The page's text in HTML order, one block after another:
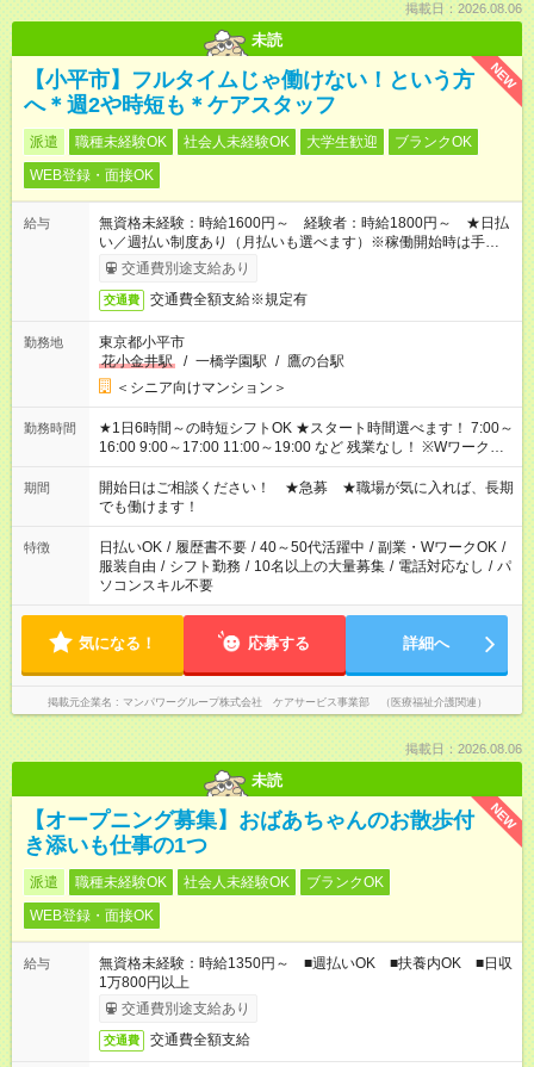
掲載日：2026.08.06
未読
NEW
【小平市】フルタイムじゃ働けない！という方
へ＊週2や時短も＊ケアスタッフ
派遣 職種未経験OK 社会人未経験OK 大学生歓迎
ブランクOK
WEB登録・面接OK
給与
無資格未経験：時給1600円～ 経験者：時給1800円～ ★日払
い／週払い制度あり（月払いも選べます）※稼働開始時は手続き
完了次第のお支払いとなります。
交通費別途支給あり
交通費 交通費全額支給※規定有
勤務地
東京都小平市
花小金井駅
/ 一橋学園駅 / 鷹の台駅
＜シニア向けマンション＞
勤務時間
★1日6時間～の時短シフトOK ★スタート時間選べます！ 7:00～
16:00 9:00～17:00 11:00～19:00 など 残業なし！ ※Wワークの
場合、他のお仕事と合わせ週40時間超の就業はご案内できませ
ん ※法令に基づき、週20時間以上勤務は社会保険への加入対象
となります ※労働者派遣法（日雇い派遣の原則禁止）により、
短時間・短期間の就業はご案内が難しい場合があります
期間
開始日はご相談ください！ ★急募 ★職場が気に入れば、長期
でも働けます！
特徴 日払いOK / 履歴書不要 / 40～50代活躍中 / 副業・WワークOK /
服装自由 / シフト勤務 / 10名以上の大量募集 / 電話対応なし / パ
ソコンスキル不要
気になる！ 応募する 詳細へ
掲載元企業名 マンパワーグループ株式会社 ケアサービス事業部 （医療福祉介護関連）
掲載日：2026.08.06
未読
NEW
【オープニング募集】おばあちゃんのお散歩付
き添いも仕事の1つ
派遣 職種未経験OK 社会人未経験OK
ブランクOK
WEB登録・面接OK
給与
無資格未経験：時給1350円～ ■週払いOK ■扶養内OK ■日収
1万800円以上
交通費別途支給あり
交通費 交通費全額支給